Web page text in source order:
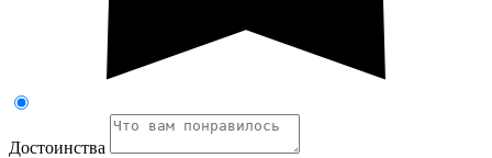
Достоинства